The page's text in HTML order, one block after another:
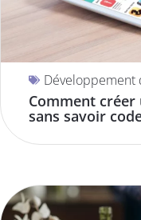
Développement
Comment
sans savoir